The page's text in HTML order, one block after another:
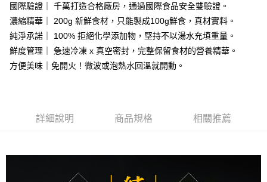
消。如遇「轉專審核」未通過狀況，表示未達大哥付你分期系統評分，恕無
法說明評估內容。
【繳款方式說明】
1.分期款項不併入電信帳單，「大哥付你分期」於每月結算日後寄送繳費提
醒簡訊。
帳／街口支付／iPASS MONEY」等通路繳費。
用戶於交易時，得透過本服務購買商品或服務，並由商店將買賣／分期付款
買賣價金債權讓與本公司後，依約使用本公司帳單繳交帳款。
由本公司與您本人進行分期帳單所需資料之確認、核對及更正。
【7-11取貨】冷凍配送
每筆NT$160，滿NT$2,200(含以上)免運費
【黑貓宅配】冷凍配送
查看運費
滿 NT$2,000 (含以上) 免運費
【黑貓宅配-貨到付款】冷凍配送
國際驗證｜ 千萬打造合格廠房，通過國際食品安全雙驗證。
濃縮精華｜ 200g 新鮮食材，只能製成100g鮮食，真材實料。
純淨承諾｜ 100% 拒絕化學添加物，堅持不以湯水充填重量。
鮮度管理｜ 急速冷凍 x 真空密封，完整保留食材的營養精華。
方便美味｜免開火！微波或泡熱水回溫就開動。
詳細說明 商品規格 相關推薦